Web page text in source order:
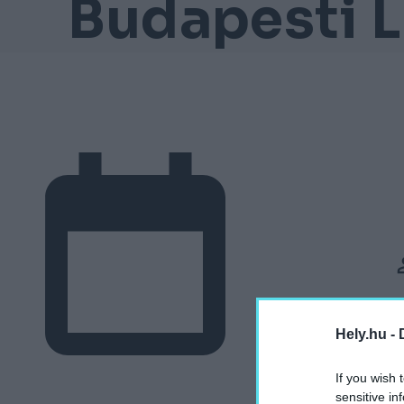
Hely.hu -
If you wish
sensitive
Budapesti
2026. június 28.